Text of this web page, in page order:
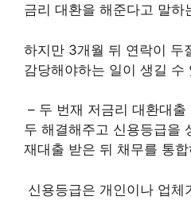
금리 대환을 해준다고 말하
하지만 3개월 뒤 연락이 두
감당해야하는 일이 생길 수
– 두 번재 저금리 대환대
두 해결해주고 신용등급을
재대출 받은 뒤 채무를 통
신용등급은 개인이나 업체